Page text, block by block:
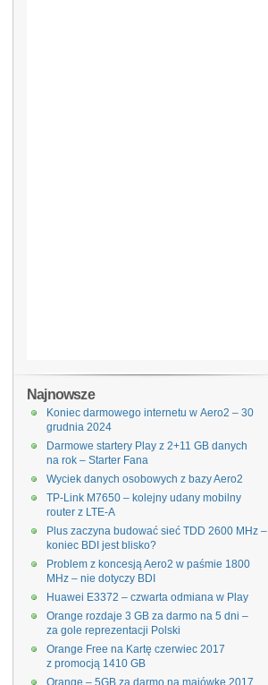
Najnowsze
Koniec darmowego internetu w Aero2 – 30
grudnia 2024
Darmowe startery Play z 2+11 GB danych
na rok – Starter Fana
Wyciek danych osobowych z bazy Aero2
TP-Link M7650 – kolejny udany mobilny
router z LTE-A
Plus zaczyna budować sieć TDD 2600 MHz –
koniec BDI jest blisko?
Problem z koncesją Aero2 w paśmie 1800
MHz – nie dotyczy BDI
Huawei E3372 – czwarta odmiana w Play
Orange rozdaje 3 GB za darmo na 5 dni –
za gole reprezentacji Polski
Orange Free na Kartę czerwiec 2017
z promocją 1410 GB
Orange – 5GB za darmo na majówkę 2017